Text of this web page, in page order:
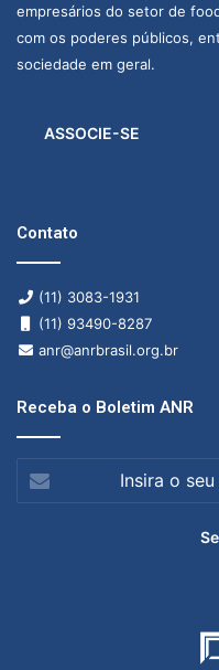
empresários do setor de
com os poderes públicos,
sociedade em geral.
ASSOCIE-SE
Contato
(11) 3083-1931
(11) 93490-8287
anr@anrbrasil.org.br
Receba o Boletim ANR